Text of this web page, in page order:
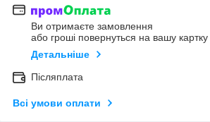
Ви отримаєте замовлення
або гроші повернуться на вашу картку
Детальніше
Післяплата
Всі умови оплати